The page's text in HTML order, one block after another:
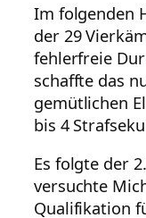
Im folgenden
der 29
fehlerfreie
schaffte das
gemütlichen
bis 4
Es folgte der
versuchte
Qualifikation